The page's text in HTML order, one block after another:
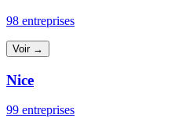
98 entreprises
Voir →
Nice
99 entreprises